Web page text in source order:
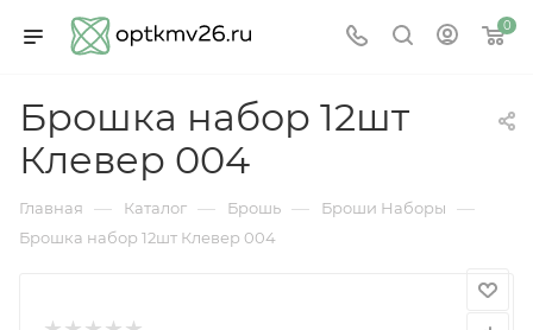
0
Брошка набор 12шт
Клевер 004
Главная — Каталог — Брошь — Броши Наборы —
Брошка набор 12шт Клевер 004